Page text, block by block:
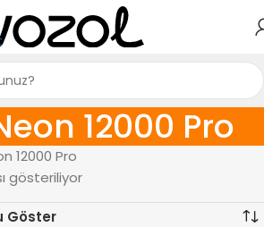
12000 Pro
12000 Pro
gösteriliyor
Göster